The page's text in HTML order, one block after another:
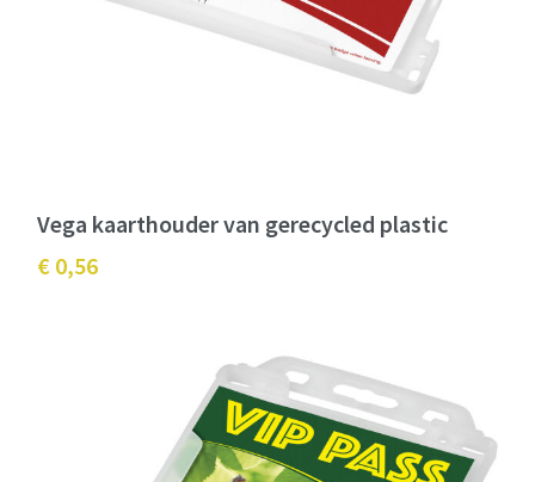
Vega kaarthouder van gerecycled plastic
€ 0,56